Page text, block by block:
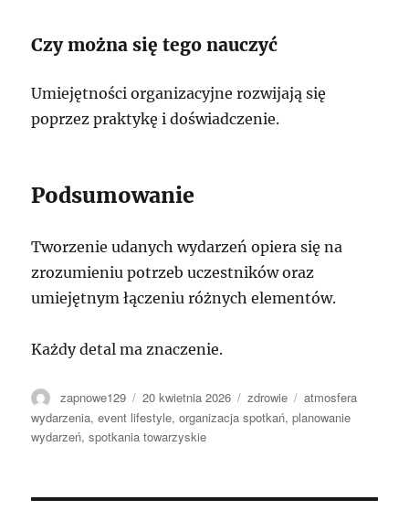
Czy można się tego nauczyć
Umiejętności organizacyjne rozwijają się
poprzez praktykę i doświadczenie.
Podsumowanie
Tworzenie udanych wydarzeń opiera się na
zrozumieniu potrzeb uczestników oraz
umiejętnym łączeniu różnych elementów.
Każdy detal ma znaczenie.
Autor
zapnowe129
Data
publikacji
20 kwietnia 2026 Kategorie
zdrowie Tagi
atmosfera
wydarzenia,event lifestyle,organizacja spotkań,planowanie
wydarzeń,spotkania towarzyskie